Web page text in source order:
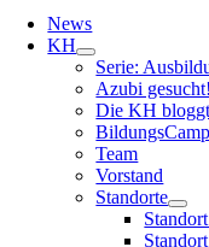
News
KH
Serie:
Azubi gesucht!
Die KH bloggt
Team
Vorstand
Standorte